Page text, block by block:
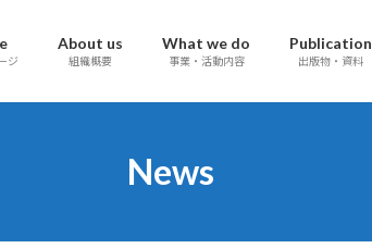
ジ
About us
組織概要
What we do
事業・活動内容
Publication
出版物・資料
News